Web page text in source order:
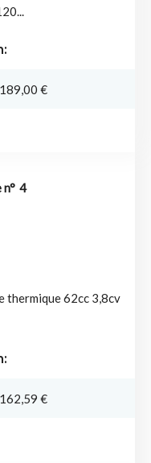
189,00 €
4
thermique 62cc 3,8cv
162,59 €